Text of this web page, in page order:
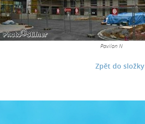
Pavilon N
Zpět do složky